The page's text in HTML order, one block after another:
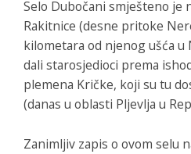
Selo Dubočani smješteno je
Rakitnice (desne pritoke
kilometara od njenog ušća u
dali starosjedioci prema
plemena Kričke, koji su tu
(danas u oblasti Pljevlja u
Zanimljiv zapis o ovom selu